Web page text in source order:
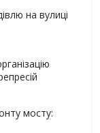
на вулиці
мосту: